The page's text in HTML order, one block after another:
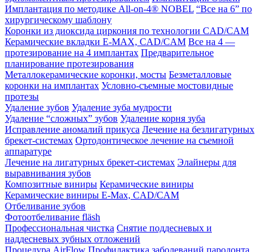
Имплантация по методике All-on-4® NOBEL “Все на 6” по
хирургическому шаблону
Коронки из диоксида циркония по технологии CAD/CAM
Керамические вкладки E-MAX, CAD/CAM Все на 4 —
протезирование на 4 имплантах Предварительное
планирование протезирования
Металлокерамические коронки, мосты Безметалловые
коронки на имплантах Условно-съемные мостовидные
протезы
Удаление зубов Удаление зуба мудрости
Удаление “сложных” зубов Удаление корня зуба
Исправление аномалий прикуса Лечение на безлигатурных
брекет-системах Ортодонтическое лечение на съемной
аппаратуре
Лечение на лигатурных брекет-системах Элайнеры для
выравнивания зубов
Композитные виниры Керамические виниры
Керамические виниры E-Max, CAD/CAM
Отбеливание зубов
Фотоотбеливание fläsh
Профессиональная чистка Снятие поддесневых и
наддесневых зубных отложений
Процедура AirFlow Профилактика заболеваний пародонта